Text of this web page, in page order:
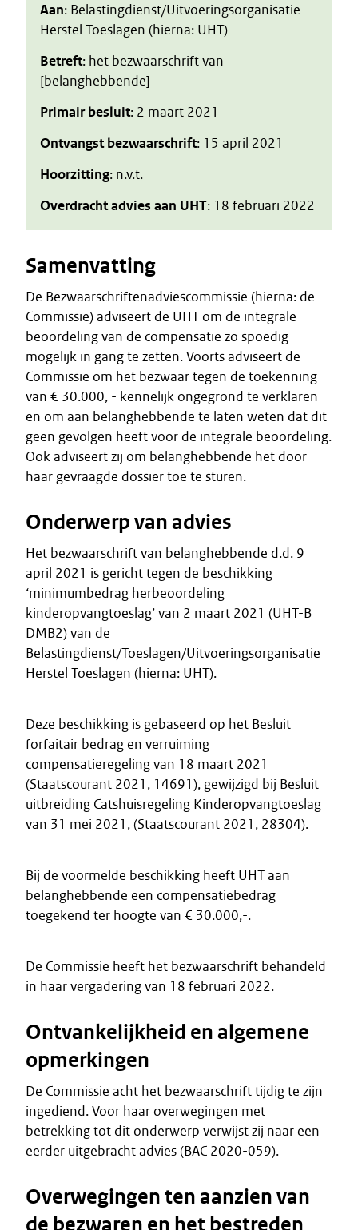
Aan: Belastingdienst/Uitvoeringsorganisatie
Herstel Toeslagen (hierna: UHT)
Betreft: het bezwaarschrift van
[belanghebbende]
Primair besluit: 2 maart 2021
Ontvangst bezwaarschrift: 15 april 2021
Hoorzitting: n.v.t.
Overdracht advies aan UHT: 18 februari 2022
Samenvatting
De Bezwaarschriftenadviescommissie (hierna: de
Commissie) adviseert de UHT om de integrale
beoordeling van de compensatie zo spoedig
mogelijk in gang te zetten. Voorts adviseert de
Commissie om het bezwaar tegen de toekenning
van € 30.000, - kennelijk ongegrond te verklaren
en om aan belanghebbende te laten weten dat dit
geen gevolgen heeft voor de integrale beoordeling.
Ook adviseert zij om belanghebbende het door
haar gevraagde dossier toe te sturen.
Onderwerp van advies
Het bezwaarschrift van belanghebbende d.d. 9
april 2021 is gericht tegen de beschikking
‘minimumbedrag herbeoordeling
kinderopvangtoeslag’ van 2 maart 2021 (UHT-B
DMB2) van de
Belastingdienst/Toeslagen/Uitvoeringsorganisatie
Herstel Toeslagen (hierna: UHT).
Deze beschikking is gebaseerd op het Besluit
forfaitair bedrag en verruiming
compensatieregeling van 18 maart 2021
(Staatscourant 2021, 14691), gewijzigd bij Besluit
uitbreiding Catshuisregeling Kinderopvangtoeslag
van 31 mei 2021, (Staatscourant 2021, 28304).
Bij de voormelde beschikking heeft UHT aan
belanghebbende een compensatiebedrag
toegekend ter hoogte van € 30.000,-.
De Commissie heeft het bezwaarschrift behandeld
in haar vergadering van 18 februari 2022.
Ontvankelijkheid en algemene
opmerkingen
De Commissie acht het bezwaarschrift tijdig te zijn
ingediend. Voor haar overwegingen met
betrekking tot dit onderwerp verwijst zij naar een
eerder uitgebracht advies (BAC 2020-059).
Overwegingen ten aanzien van